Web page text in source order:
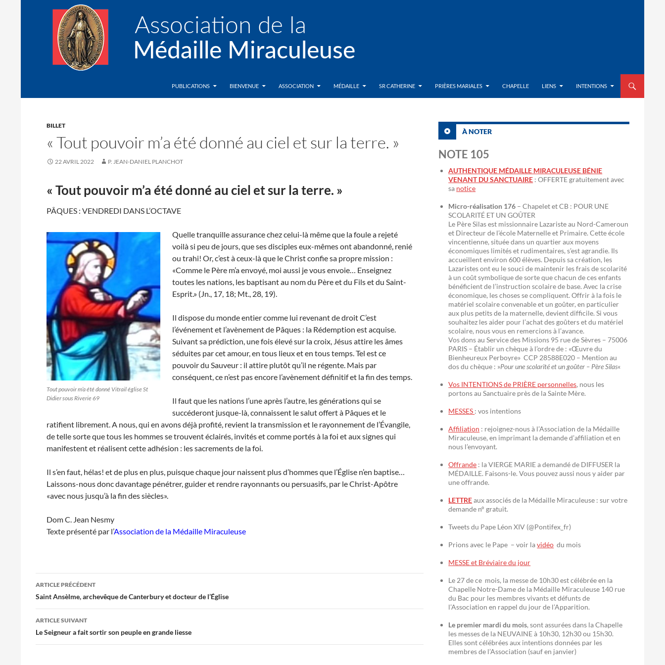
Association de la Médaille MiraculeusePUBLICATIONS
BIENVENUE ASSOCIATION MÉDAILLE SR CATHERINE PRIÈRES MARIALES CHAPELLE LIENS INTENTIONS
BILLET
« Tout pouvoir m’a été donné au ciel et sur la terre. »
22 AVRIL 2022 P. JEAN-DANIEL PLANCHOT
« Tout pouvoir m’a été donné au ciel et sur la terre. »
PÂQUES : VENDREDI DANS L’OCTAVE
Tout pouvoir m’a été donné Vitrail église St
Didier sous Riverie 69
Quelle tranquille assurance chez celui-là même que la foule a rejeté
voilà si peu de jours, que ses disciples eux-mêmes ont abandonné, renié
ou trahi! Or, c’est à ceux-là que le Christ confie sa propre mission :
«Comme le Père m’a envoyé, moi aussi je vous envoie… Enseignez
toutes les nations, les baptisant au nom du Père et du Fils et du Saint-
Esprit.» (Jn., 17, 18; Mt., 28, 19).
Il dispose du monde entier comme lui revenant de droit C’est
l’événement et l’avènement de Pâques : la Rédemption est acquise.
Suivant sa prédiction, une fois élevé sur la croix, Jésus attire les âmes
séduites par cet amour, en tous lieux et en tous temps. Tel est ce
pouvoir du Sauveur : il attire plutôt qu’il ne régente. Mais par
conséquent, ce n’est pas encore l’avènement définitif et la fin des temps.
Il faut que les nations l’une après l’autre, les générations qui se
succéderont jusque-là, connaissent le salut offert à Pâques et le
ratifient librement. A nous, qui en avons déjà profité, revient la transmission et le rayonnement de l’Évangile,
de telle sorte que tous les hommes se trouvent éclairés, invités et comme portés à la foi et aux signes qui
manifestent et réalisent cette adhésion : les sacrements de la foi.
Il s’en faut, hélas! et de plus en plus, puisque chaque jour naissent plus d’hommes que l’Église n’en baptise…
Laissons-nous donc davantage pénétrer, guider et rendre rayonnants ou persuasifs, par le Christ-Apôtre
«avec nous jusqu’à la fin des siècles».
Dom C. Jean Nesmy
Texte présenté par l’Association de la Médaille Miraculeuse
Navigation
des
articles
ARTICLE PRÉCÉDENT
Saint Ansèlme, archevêque de Canterbury et docteur de l’Église
ARTICLE SUIVANT
Le Seigneur a fait sortir son peuple en grande liesse
À NOTER
NOTE 105
AUTHENTIQUE MÉDAILLE MIRACULEUSE BÉNIE
VENANT DU SANCTUAIRE : OFFERTE gratuitement avec
sa notice
Micro-réalisation 176 – Chapelet et CB : POUR UNE
SCOLARITÉ ET UN GOÛTER
Le Père Silas est missionnaire Lazariste au Nord-Cameroun
et Directeur de l’école Maternelle et Primaire. Cette école
vincentienne, située dans un quartier aux moyens
économiques limités et rudimentaires, s’est agrandie. Ils
accueillent environ 600 élèves. Depuis sa création, les
Lazaristes ont eu le souci de maintenir les frais de scolarité
à un coût symbolique de sorte que chacun de ces enfants
bénéficient de l’instruction scolaire de base. Avec la crise
économique, les choses se compliquent. Offrir à la fois le
matériel scolaire convenable et un goûter, en particulier
aux plus petits de la maternelle, devient difficile. Si vous
souhaitez les aider pour l’achat des goûters et du matériel
scolaire, nous vous en remercions à l’avance.
Vos dons au Service des Missions 95 rue de Sèvres – 75006
PARIS – Établir un chèque à l’ordre de : «Œuvre du
Bienheureux Perboyre» CCP 28588E020 – Mention au
dos du chèque : »Pour une scolarité et un goûter – Père Silas«
Vos INTENTIONS de PRIÈRE personnelles, nous les
portons au Sanctuaire près de la Sainte Mère.
MESSES : vos intentions
Affiliation : rejoignez-nous à l’Association de la Médaille
Miraculeuse, en imprimant la demande d’affiliation et en
nous l’envoyant.
Offrande : la VIERGE MARIE a demandé de DIFFUSER la
MÉDAILLE. Faisons-le. Vous pouvez aussi nous y aider par
une offrande.
LETTREaux associés de la Médaille Miraculeuse : sur votre
demande n° gratuit.
Tweets du Pape Léon XIV (@Pontifex_fr)
Prions avec le Pape – voir lavidéo du mois
MESSE et Bréviaire du jour
Le 27 de ce mois, la messe de 10h30 est célébrée en la
Chapelle Notre-Dame de la Médaille Miraculeuse 140 rue
du Bac pour les membres vivants et défunts de
l’Association en rappel du jour de l’Apparition.
Le premier mardi du mois, sont assurées dans la Chapelle
les messes de la NEUVAINE à 10h30, 12h30 ou 15h30.
Elles sont célébrées aux intentions données par les
membres de l’Association (sauf en janvier)